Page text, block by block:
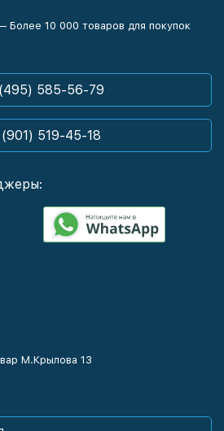
10 000 товаров для покупок
585-56-79
519-45-18
М.Крылова 13